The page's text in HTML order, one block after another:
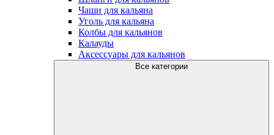
Чаши для кальяна
Уголь для кальяна
Колбы для кальянов
Калауды
Аксессуары для кальянов
Все категории